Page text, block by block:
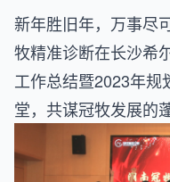
新年胜旧年，万事尽
牧精准诊断在长沙希
工作总结暨2023年规
堂，共谋冠牧发展的蓬